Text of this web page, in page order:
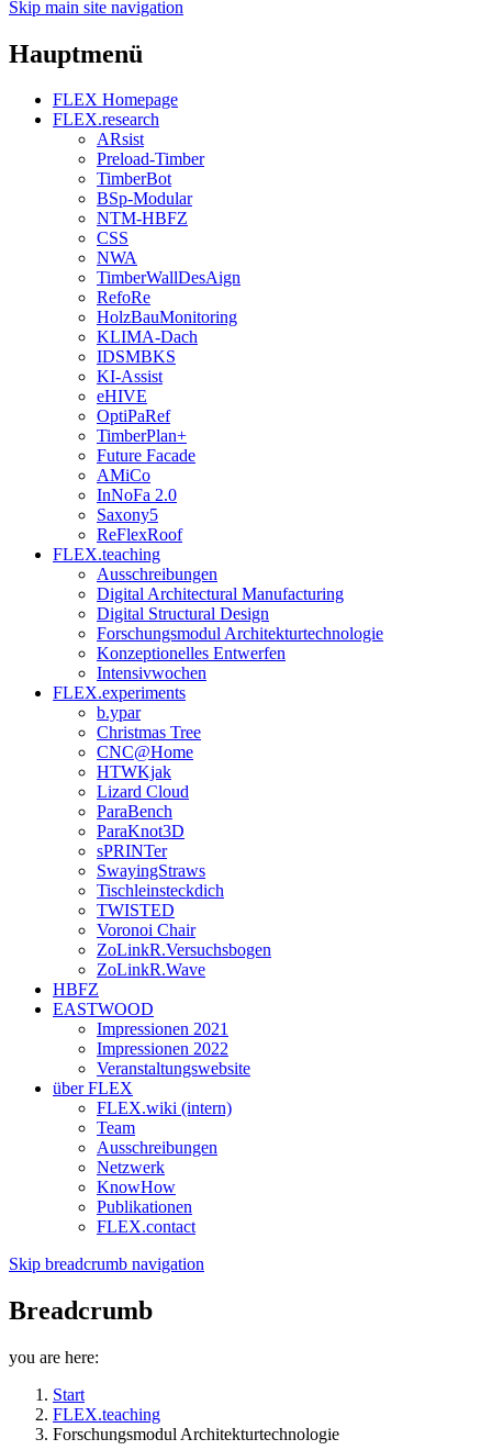
Skip main site navigation
Hauptmenü
FLEX Homepage
FLEX.research
ARsist
Preload-Timber
TimberBot
BSp-Modular
NTM-HBFZ
CSS
NWA
TimberWallDesAign
RefoRe
HolzBauMonitoring
KLIMA-Dach
IDSMBKS
KI-Assist
eHIVE
OptiPaRef
TimberPlan+
Future Facade
AMiCo
InNoFa 2.0
Saxony5
ReFlexRoof
FLEX.teaching
Ausschreibungen
Digital Architectural Manufacturing
Digital Structural Design
Forschungsmodul Architekturtechnologie
Konzeptionelles Entwerfen
Intensivwochen
FLEX.experiments
b.ypar
Christmas Tree
CNC@Home
HTWKjak
Lizard Cloud
ParaBench
ParaKnot3D
sPRINTer
SwayingStraws
Tischleinsteckdich
TWISTED
Voronoi Chair
ZoLinkR.Versuchsbogen
ZoLinkR.Wave
HBFZ
EASTWOOD
Impressionen 2021
Impressionen 2022
Veranstaltungswebsite
über FLEX
FLEX.wiki (intern)
Team
Ausschreibungen
Netzwerk
KnowHow
Publikationen
FLEX.contact
Skip breadcrumb navigation
Breadcrumb
you are here:
Start
FLEX.teaching
Forschungsmodul Architekturtechnologie